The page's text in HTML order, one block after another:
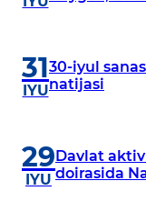
31
IYU
30-iyul
natijasi
29
IYU
Davlat
doirasida